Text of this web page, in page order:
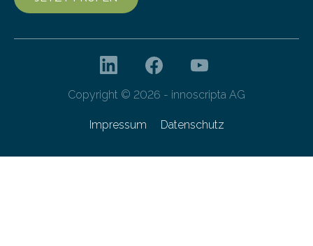
Copyright © 2026 - innoscripta AG
Impressum Datenschutz